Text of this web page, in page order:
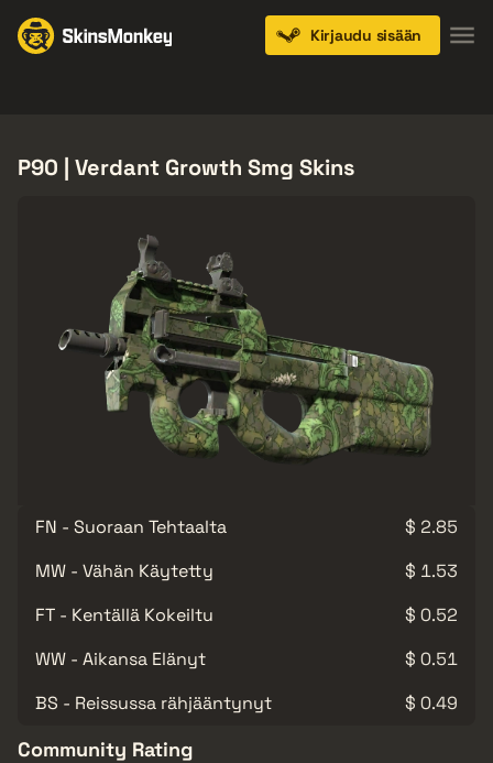
Kirjaudu sisään
P90 | Verdant Growth Smg Skins
FN - Suoraan Tehtaalta
$ 2.85
MW - Vähän Käytetty
$ 1.53
FT - Kentällä Kokeiltu
$ 0.52
WW - Aikansa Elänyt
$ 0.51
BS - Reissussa rähjääntynyt
$ 0.49
Community Rating